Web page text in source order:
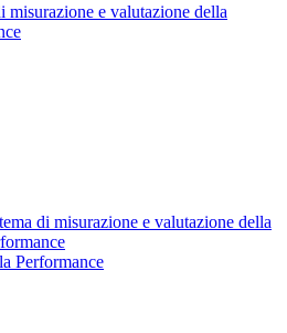
misurazione e valutazione della
di misurazione e valutazione della
Performance